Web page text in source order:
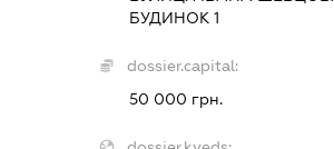
БУДИНОК 1
dossier.capital:
50 000 грн.